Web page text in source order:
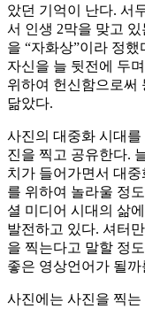
았던 기억이 난다. 서
서 인생 2막을 맞고
을 “자화상”이라 정
자신을 늘 뒷전에 두
위하여 헌신함으로써
닮았다.
사진의 대중화 시대
진을 찍고 공유한다.
치가 들어가면서 대
를 위하여 놀라울 정
셜 미디어 시대의 삶
발전하고 있다. 셔터
을 찍는다고 말할 정
좋은 영상언어가 될
사진에는 사진을 찍